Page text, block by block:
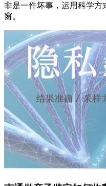
非是一件坏事，运用科学方
窗。